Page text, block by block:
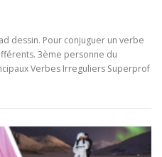
dessin. Pour conjuguer un verbe
3ème personne du
Verbes Irreguliers Superprof